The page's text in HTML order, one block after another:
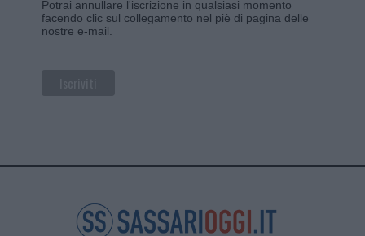
Potrai annullare l'iscrizione in qualsiasi momento
facendo clic sul collegamento nel piè di pagina delle
nostre e-mail.